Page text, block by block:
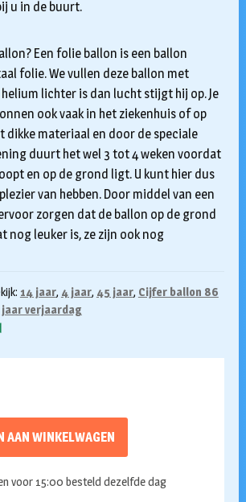
u in de buurt.
Een folie ballon is een ballon
folie. We vullen deze ballon met
lichter is dan lucht stijgt hij op. Je
ook vaak in het ziekenhuis of op
dikke materiaal en door de speciale
duurt het wel 3 tot 4 weken voordat
en op de grond ligt. U kunt hier dus
van hebben. Door middel van een
zorgen dat de ballon op de grond
nog leuker is, ze zijn ook nog
14 jaar, 4 jaar, 45 jaar, Cijfer ballon 86
verjaardag
AAN WINKELWAGEN
voor 15:00 besteld dezelfde dag